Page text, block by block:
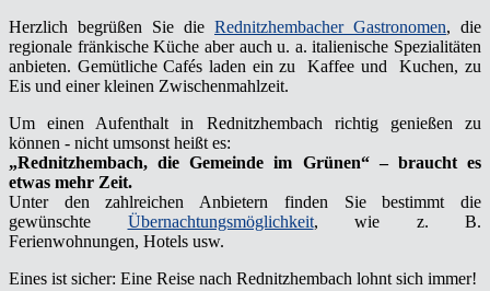
Herzlich begrüßen Sie die Rednitzhembacher Gastronomen, die
regionale fränkische Küche aber auch u. a. italienische Spezialitäten
anbieten. Gemütliche Cafés laden ein zu Kaffee und Kuchen, zu
Eis und einer kleinen Zwischenmahlzeit.
Um einen Aufenthalt in Rednitzhembach richtig genießen zu
können - nicht umsonst heißt es:
„Rednitzhembach, die Gemeinde im Grünen“ – braucht es
etwas mehr Zeit.
Unter den zahlreichen Anbietern finden Sie bestimmt die
gewünschte Übernachtungsmöglichkeit, wie z. B.
Ferienwohnungen, Hotels usw.
Eines ist sicher: Eine Reise nach Rednitzhembach lohnt sich immer!